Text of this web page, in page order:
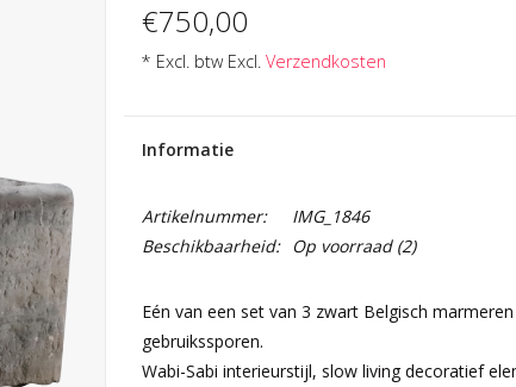
€750,00
* Excl. btw Excl. Verzendkosten
Informatie
Artikelnummer:
IMG_1846
Beschikbaarheid:
Op voorraad(2)
Eén van een set van 3 zwart Belgisch
gebruikssporen.
Wabi-Sabi interieurstijl, slow living decoratief